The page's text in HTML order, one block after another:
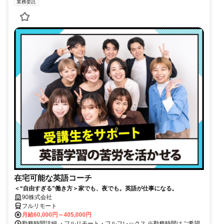
業務委託
在宅可能な英語コーチ
＜“自由すぎる”働き方＞家でも、夜でも。英語が仕事になる。
90株式会社
フルリモート
月給60,000円～405,000円